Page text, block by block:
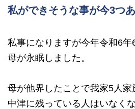
私ができそうな事が今3つあ
私事になりますが今年令和6年
母が永眠しました。
母が他界したことで我家5人家
中津に残っている人はいなく